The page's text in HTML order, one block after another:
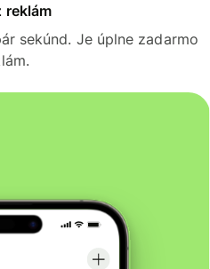
reklám
sekúnd. Je úplne zadarmo